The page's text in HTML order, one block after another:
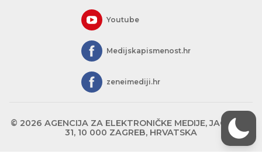
Youtube
Medijskapismenost.hr
zeneimediji.hr
© 2026 AGENCIJA ZA ELEKTRONIČKE MEDIJE, JAGIĆEVA
31, 10 000 ZAGREB, HRVATSKA